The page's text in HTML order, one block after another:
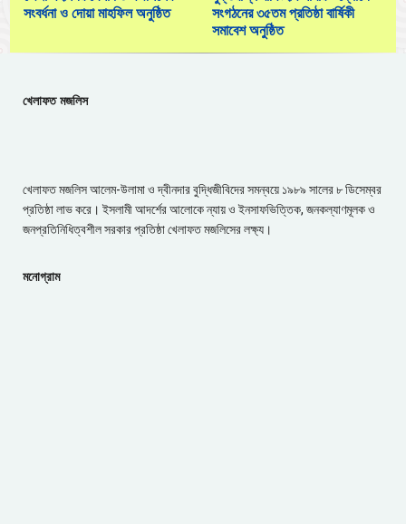
সংবর্ধনা ও দোয়া মাহফিল অনুষ্ঠিত
সংগঠনের ৩৫তম প্রতিষ্ঠা বার্ষিকী
সমাবেশ অনুষ্ঠিত
খেলাফত মজলিস
খেলাফত মজলিস আলেম-উলামা ও দ্বীনদার বুদ্ধিজীবিদের সমন্বয়ে ১৯৮৯ সালের ৮ ডিসেম্বর
প্রতিষ্ঠা লাভ করে। ইসলামী আদর্শের আলোকে ন্যায় ও ইনসাফভিত্তিক, জনকল্যাণমূলক ও
জনপ্রতিনিধিত্বশীল সরকার প্রতিষ্ঠা খেলাফত মজলিসের লক্ষ্য।
মনোগ্রাম